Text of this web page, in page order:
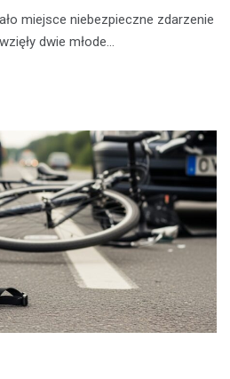
miejsce niebezpieczne zdarzenie
dwie młode…